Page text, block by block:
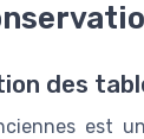
des
est